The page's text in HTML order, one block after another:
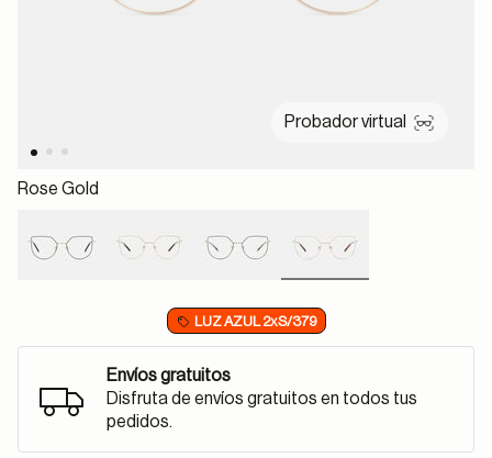
Probador virtual
Rose Gold
LUZ AZUL 2xS/379
Envíos gratuitos
Disfruta de envíos gratuitos en todos tus
pedidos.